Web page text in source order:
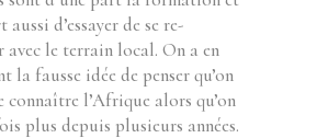
d’essayer de se re-
le terrain local. On a en
la fausse idée de penser qu’on
connaître l’Afrique alors qu’on
plus depuis plusieurs années.